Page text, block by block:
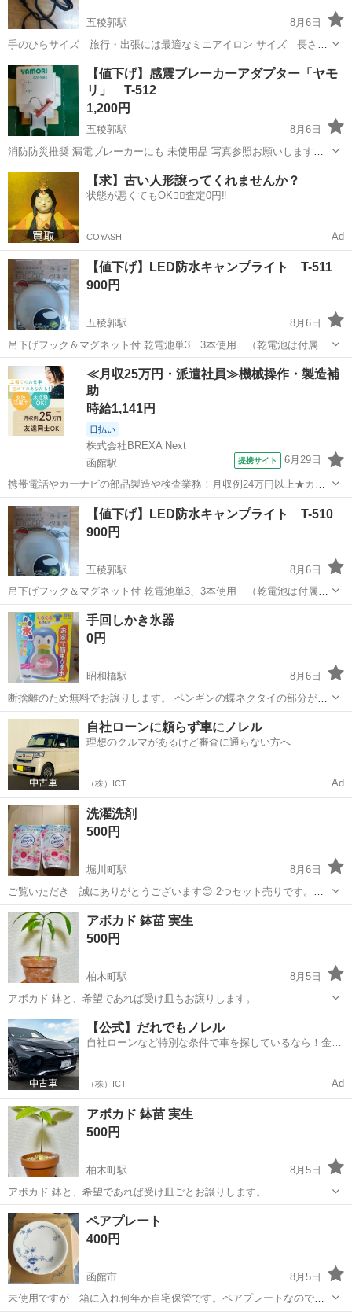
五稜郭駅
8月6日
手のひらサイズ 旅行・出張には最適なミニアイロン サイズ 長さ
10・5CM 幅6・3CM 高さ6・6CM コード142CM 重さ約165G 未
使用品 写真撮影の為箱から出しました 写真参照お願いします。 対応
について...
北海道 函館市 五稜郭駅 その他
【値下げ】感震ブレーカーアダプター「ヤモ
リ」 T-512
1,200円
五稜郭駅
8月6日
消防防災推奨 漏電ブレーカーにも 未使用品 写真参照お願いします。
写真撮影の箱袋から出しました 対応については、4日から1週間かかる
場合もございます
北海道 函館市 五稜郭駅 その他 ヤモリ
【求】古い人形譲ってくれませんか？
状態が悪くてもOK🙆‍♀️査定0円‼️
COYASH Ad
【値下げ】LED防水キャンプライト T-511
900円
五稜郭駅
8月6日
吊下げフック＆マグネット付 乾電池単3 3本使用 （乾電池は付属し
ていません） 米国CREE社製高輝度LED採用 対応については、4日か
ら1週間かかる場合もございます 写真参照お願いします。
北海道 函館市 五稜郭駅 その他 LED
≪月収25万円・派遣社員≫機械操作・製造補
助
時給1,141円
日払い
株式会社BREXA Next
函館駅
提携サイト 6月29日
携帯電話やカーナビの部品製造や検査業務！月収例24万円以上★カッ
プル＆友達同士の応募OK◎日払い制度あり！社会保険完備◎マイカー
通勤OK＆無料駐車場あり★《北海道函館市》 人気の工場のお仕事 ◇
携帯電話やカーナビの部品製造...
北海道 函館市 函館駅 その他
【値下げ】LED防水キャンプライト T-510
900円
五稜郭駅
8月6日
吊下げフック＆マグネット付 乾電池単3、3本使用 （乾電池は付属し
ておりません） 米国CREE社製 高輝度LED採用 対応については、4
北海道 函館市 五稜郭駅 その他
手回しかき氷器
0円
昭和橋駅
8月6日
断捨離のため無料でお譲りします。 ペンギンの蝶ネクタイの部分があ
りません。 取りに来てくださる方よろしくお願いします。
北海道 函館市 昭和橋駅 調理器具
自社ローンに頼らず車にノレル
理想のクルマがあるけど審査に通らない方へ
（株）ICT Ad
洗濯洗剤
500円
堀川町駅
8月6日
ご覧いただき 誠にありがとうございます😊 2つセット売りです。
新品未使用品です。
北海道 函館市 堀川町駅 洗濯用品
アボカド 鉢苗 実生
500円
柏木町駅
8月5日
アボカド 鉢と、希望であれば受け皿もお譲りします。
北海道 函館市 柏木町駅 家庭用品
【公式】だれでもノレル
自社ローンなど特別な条件で車を探しているなら！金利
（株）ICT Ad
アボカド 鉢苗 実生
500円
柏木町駅
8月5日
アボカド 鉢と、希望であれば受け皿ごとお譲りします。
北海道 函館市 柏木町駅
ペアプレート
400円
函館市
8月5日
未使用ですが 箱に入れ何年か自宅保管です。ペアプレートなので２